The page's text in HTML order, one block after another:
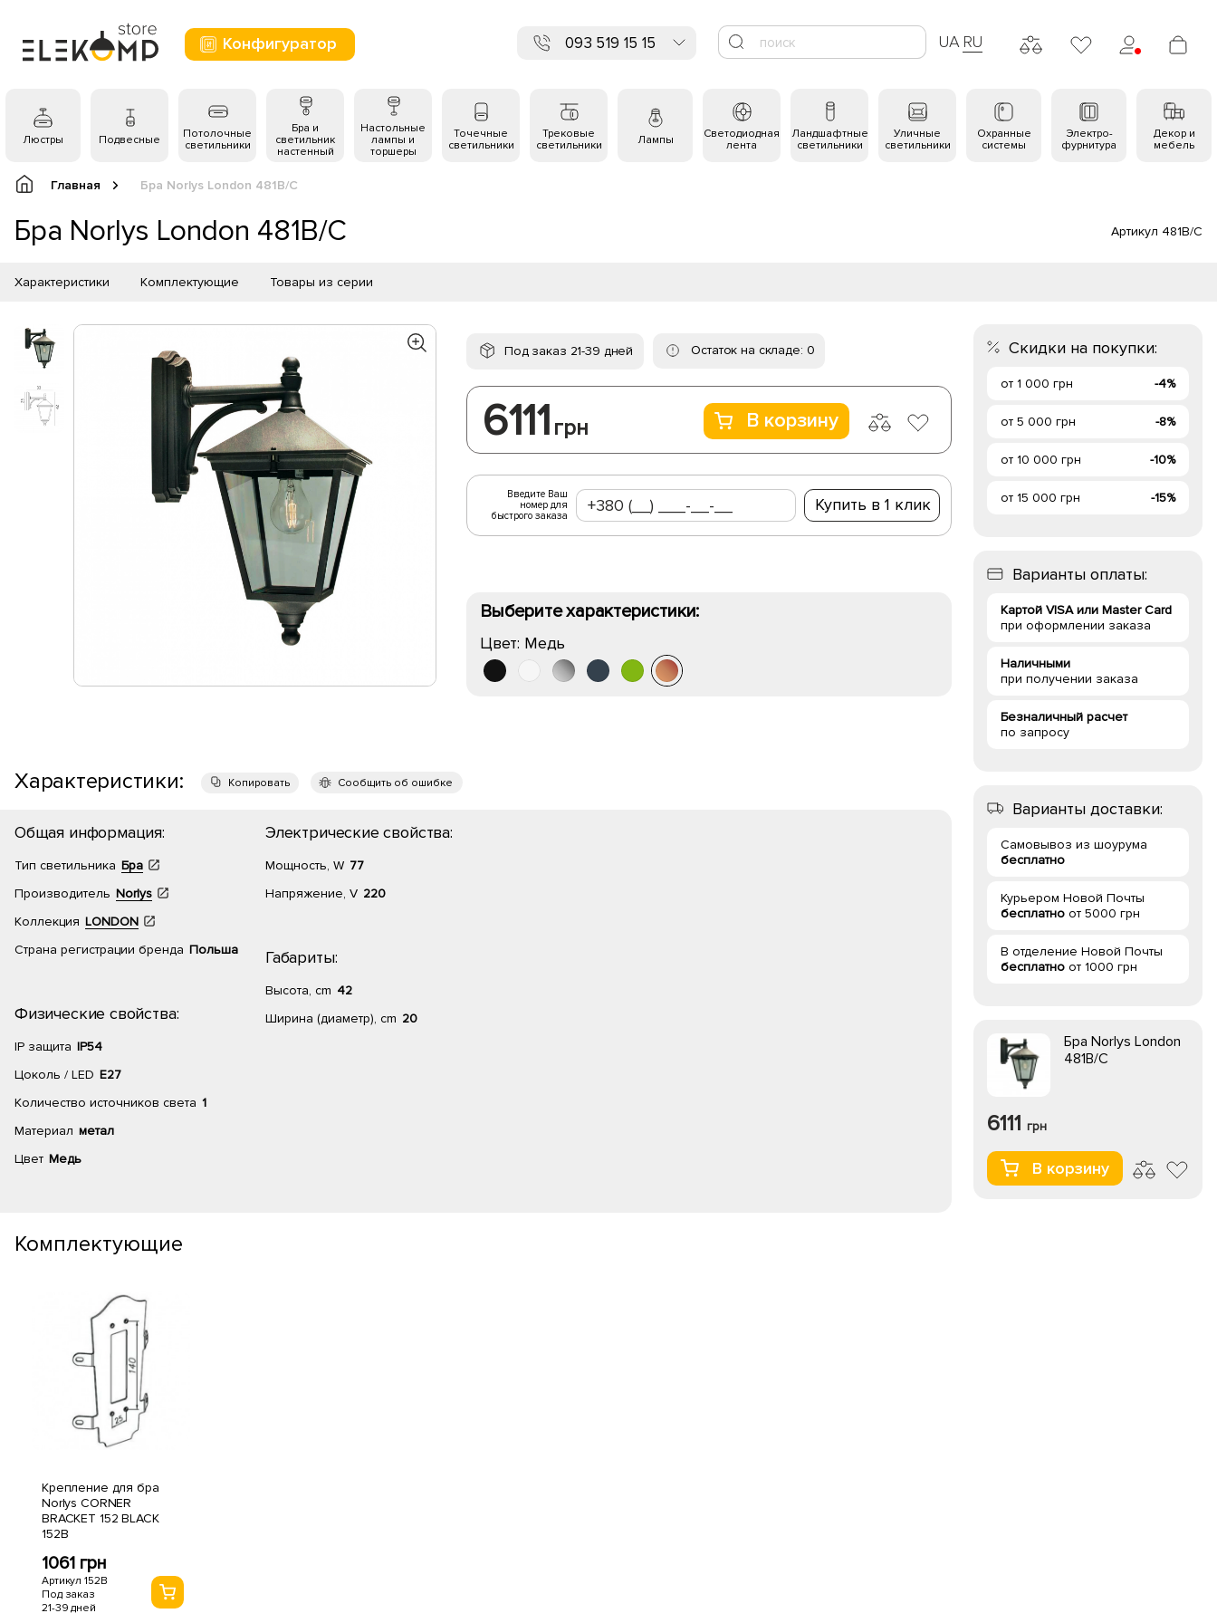
Конфигуратор 093 519 15 15 UA RU
Люстры Подвесные
Потолочные
светильники
Бра и
светильник
настенный
Настольные
лампы и
торшеры
Точечные
светильники
Трековые
светильники
Лампы
Светодиодная
лента
Ландшафтные
светильники
Уличные
светильники
Охранные
системы
Электро-
фурнитура
Декор и
мебель
Главная Бра Norlys London 481B/C
Бра Norlys London 481B/C Артикул 481B/C
Характеристики Комплектующие Товары из серии
Под заказ 21-39 дней Остаток на складе: 0
6111 грн В корзину
Введите Ваш
номер для
быстрого заказа
Купить в 1 клик
Выберите характеристики:
Цвет: Медь
Характеристики: Копировать Сообщить об ошибке
Общая информация:
Тип светильника Бра
Производитель Norlys
Коллекция LONDON
Страна регистрации бренда Польша
Физические свойства:
IP защита IP54
Цоколь / LED E27
Количество источников света 1
Материал метал
Цвет Медь
Электрические свойства:
Мощность, W 77
Напряжение, V 220
Габариты:
Высота, cm 42
Ширина (диаметр), cm 20
Комплектующие
Крепление для бра
Norlys CORNER
BRACKET 152 BLACK
152B
1061 грн
Артикул 152B
Под заказ
21-39 дней
Скидки на покупки:
от 1 000 грн -4%
от 5 000 грн -8%
от 10 000 грн -10%
от 15 000 грн -15%
Варианты оплаты:
Картой VISA или Master Card
при оформлении заказа
Наличными
при получении заказа
Безналичный расчет
по запросу
Варианты доставки:
Самовывоз из шоурума
бесплатно
Курьером Новой Почты
бесплатно от 5000 грн
В отделение Новой Почты
бесплатно от 1000 грн
Бра Norlys London
481B/C
6111 грн
В корзину